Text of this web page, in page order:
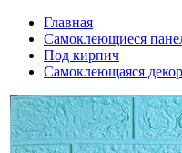
Главная
Самоклеющиеся
Под кирпич
Самоклеющаяся